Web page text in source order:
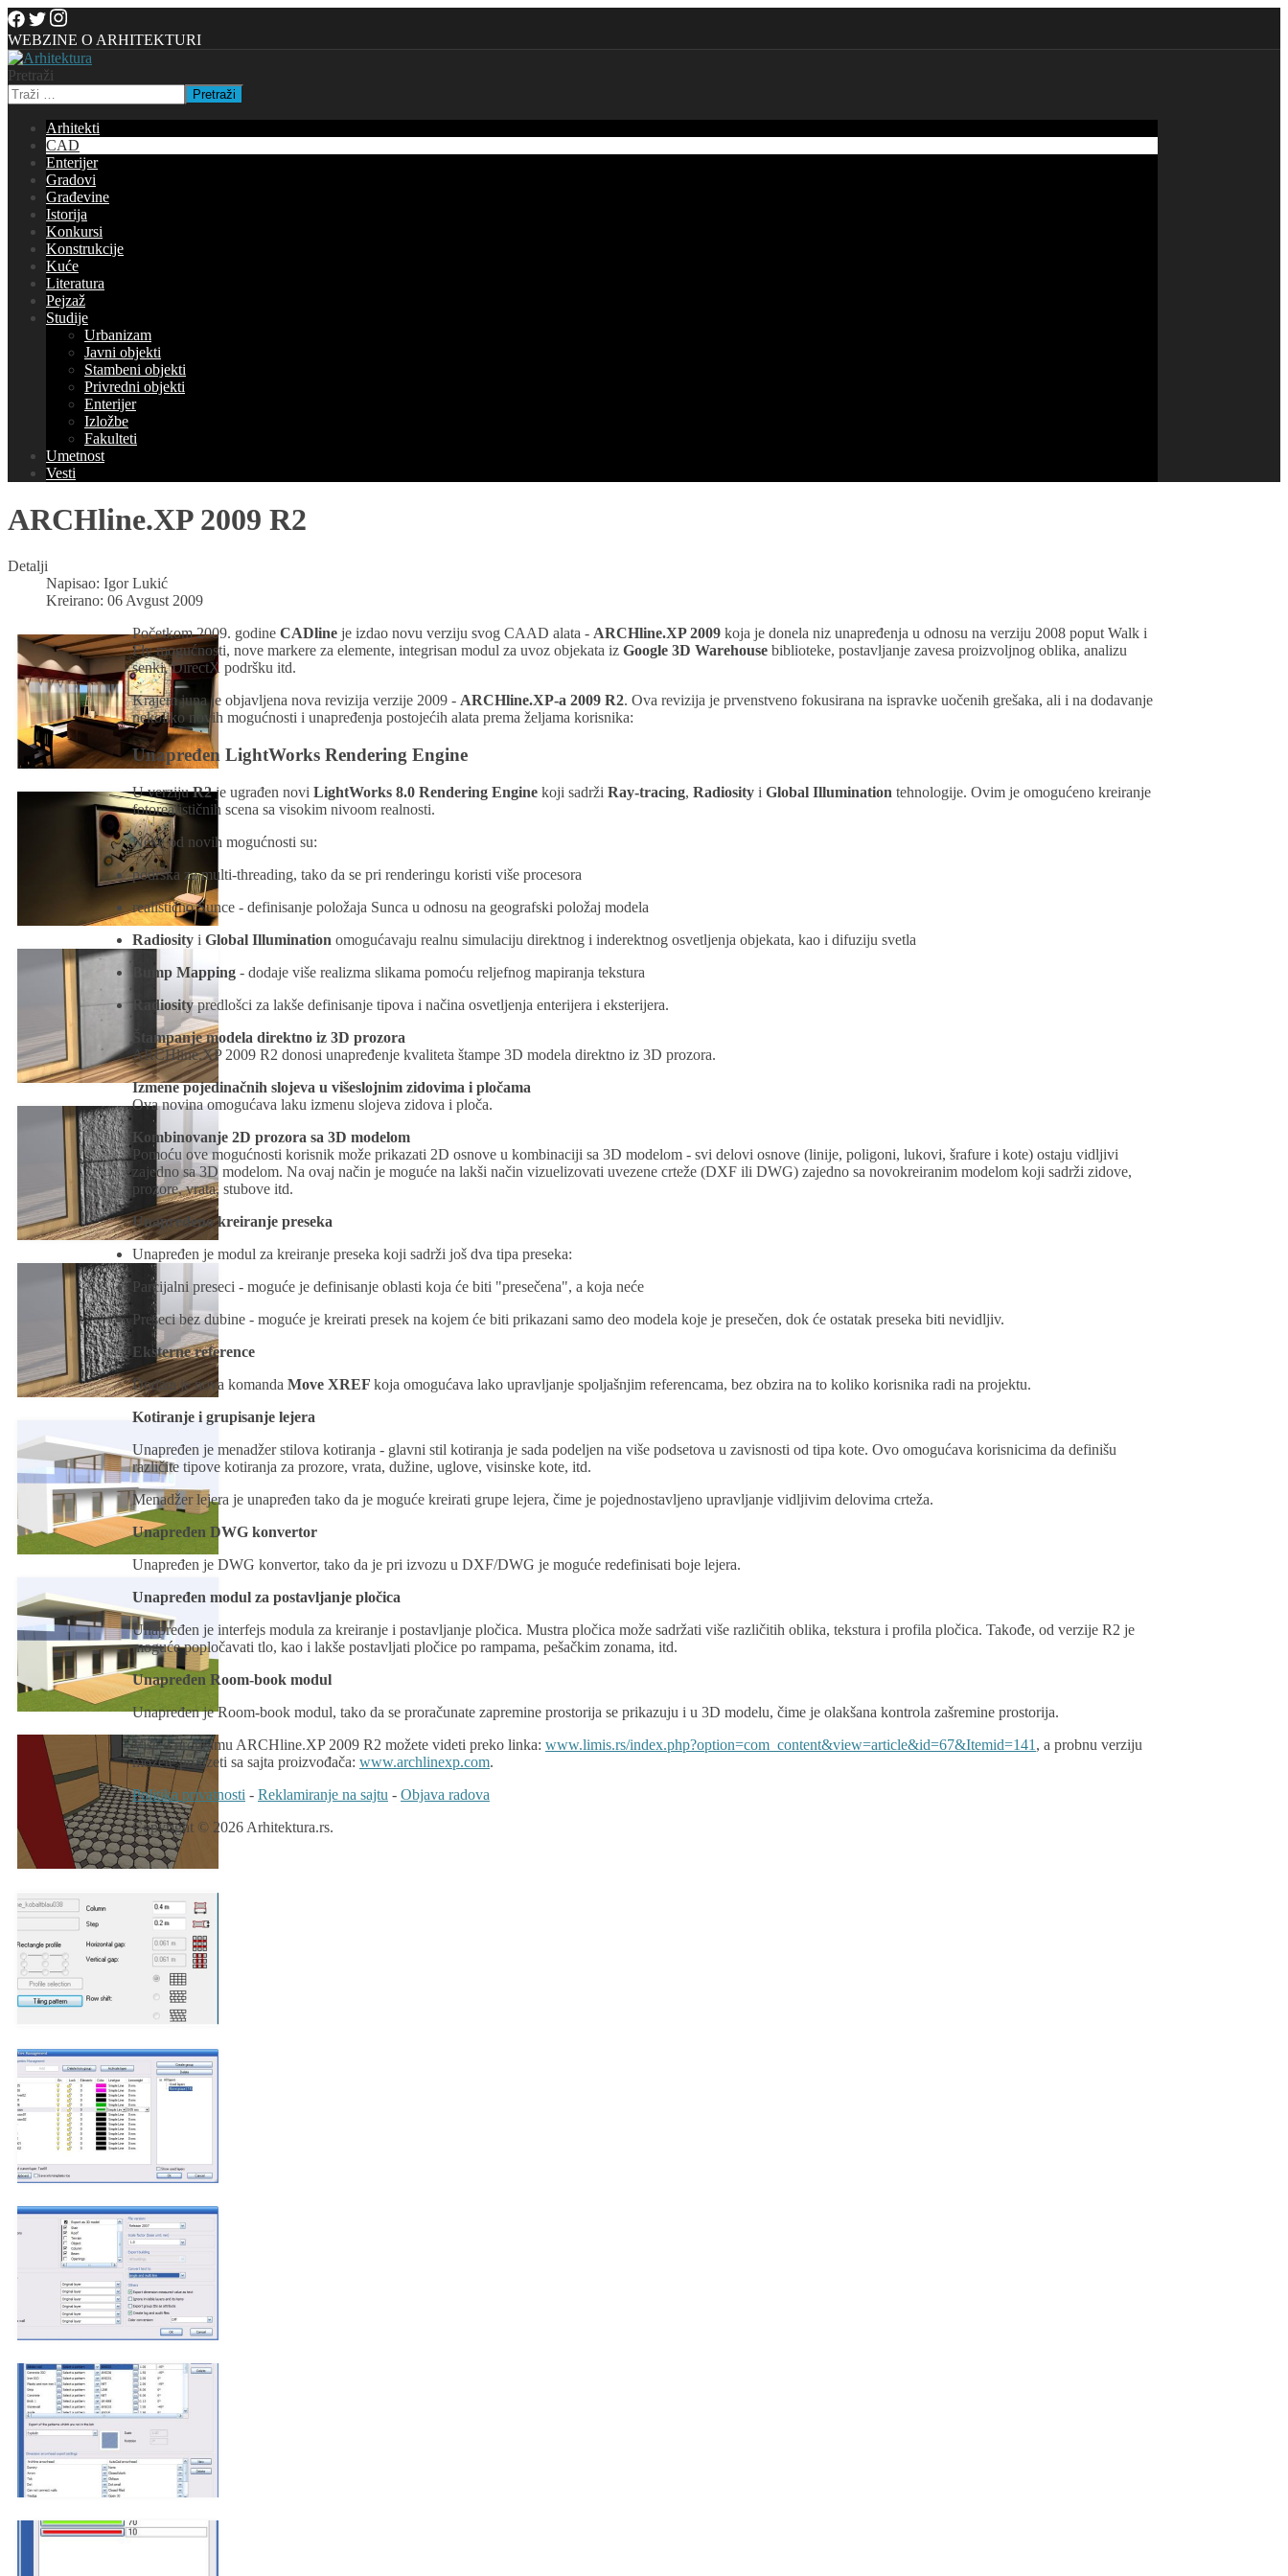
WEBZINE O ARHITEKTURI
Pretraži
Pretraži
Arhitekti
CAD
Enterijer
Gradovi
Građevine
Istorija
Konkursi
Konstrukcije
Kuće
Literatura
Pejzaž
Studije
Urbanizam
Javni objekti
Stambeni objekti
Privredni objekti
Enterijer
Izložbe
Fakulteti
Umetnost
Vesti
ARCHline.XP 2009 R2
Detalji
Napisao: Igor Lukić
Kreirano: 06 Avgust 2009
Početkom 2009. godine CADline je izdao novu verziju svog CAAD alata - ARCHline.XP 2009 koja je donela niz unapređenja u odnosu na verziju 2008 poput Walk i
Fly mogućnosti, nove markere za elemente, integrisan modul za uvoz objekata iz Google 3D Warehouse biblioteke, postavljanje zavesa proizvoljnog oblika, analizu
senki, DirectX podršku itd.
Krajem juna je objavljena nova revizija verzije 2009 - ARCHline.XP-a 2009 R2. Ova revizija je prvenstveno fokusirana na ispravke uočenih grešaka, ali i na dodavanje
nekoliko novih mogućnosti i unapređenja postojećih alata prema željama korisnika:
Unapređen LightWorks Rendering Engine
U verzijuR2je ugrađen novi LightWorks 8.0 Rendering Engine koji sadrži Ray-tracing, Radiosity i Global Illumination tehnologije. Ovim je omogućeno kreiranje
fotorealističnih scena sa visokim nivoom realnosti.
Neke od novih mogućnosti su:
podrška za multi-threading, tako da se pri renderingu koristi više procesora
realistično Sunce - definisanje položaja Sunca u odnosu na geografski položaj modela
Radiosity i Global Illumination omogućavaju realnu simulaciju direktnog i inderektnog osvetljenja objekata, kao i difuziju svetla
Bump Mapping - dodaje više realizma slikama pomoću reljefnog mapiranja tekstura
Radiositypredlošci za lakše definisanje tipova i načina osvetljenja enterijera i eksterijera.
Štampanje modela direktno iz 3D prozora
ARCHline.XP 2009 R2 donosi unapređenje kvaliteta štampe 3D modela direktno iz 3D prozora.
Izmene pojedinačnih slojeva u višeslojnim zidovima i pločama
Ova novina omogućava laku izmenu slojeva zidova i ploča.
Kombinovanje 2D prozora sa 3D modelom
Pomoću ove mogućnosti korisnik može prikazati 2D osnove u kombinaciji sa 3D modelom - svi delovi osnove (linije, poligoni, lukovi, šrafure i kote) ostaju vidljivi
zajedno sa 3D modelom. Na ovaj način je moguće na lakši način vizuelizovati uvezene crteže (DXF ili DWG) zajedno sa novokreiranim modelom koji sadrži zidove,
prozore, vrata, stubove itd.
Unapređeno kreiranje preseka
Unapređen je modul za kreiranje preseka koji sadrži još dva tipa preseka:
Parcijalni preseci - moguće je definisanje oblasti koja će biti "presečena", a koja neće
Preseci bez dubine - moguće je kreirati presek na kojem će biti prikazani samo deo modela koje je presečen, dok će ostatak preseka biti nevidljiv.
Eksterne reference
Dodata je nova komanda Move XREF koja omogućava lako upravljanje spoljašnjim referencama, bez obzira na to koliko korisnika radi na projektu.
Kotiranje i grupisanje lejera
Unapređen je menadžer stilova kotiranja - glavni stil kotiranja je sada podeljen na više podsetova u zavisnosti od tipa kote. Ovo omogućava korisnicima da definišu
različite tipove kotiranja za prozore, vrata, dužine, uglove, visinske kote, itd.
Menadžer lejera je unapređen tako da je moguće kreirati grupe lejera, čime je pojednostavljeno upravljanje vidljivim delovima crteža.
Unapređen DWG konvertor
Unapređen je DWG konvertor, tako da je pri izvozu u DXF/DWG je moguće redefinisati boje lejera.
Unapređen modul za postavljanje pločica
Unapređen je interfejs modula za kreiranje i postavljanje pločica. Mustra pločica može sadržati više različitih oblika, tekstura i profila pločica. Takođe, od verzije R2 je
moguće popločavati tlo, kao i lakše postavljati pločice po rampama, pešačkim zonama, itd.
Unapređen Room-book modul
Unapređen je Room-book modul, tako da se proračunate zapremine prostorija se prikazuju i u 3D modelu, čime je olakšana kontrola zašremine prostorija.
Više o programu ARCHline.XP 2009 R2 možete videti preko linka: www.limis.rs/index.php?option=com_content&view=article&id=67&Itemid=141 , a probnu verziju
možete preuzeti sa sajta proizvođača: www.archlinexp.com.
Politika privatnosti - Reklamiranje na sajtu - Objava radova
Copyright © 2026 Arhitektura.rs.